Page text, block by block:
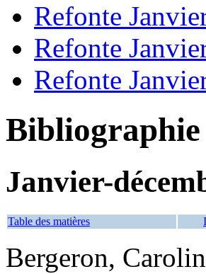
Refonte
Refonte
Refonte
Bibliographie
Janvier-
Table des matières
Bergeron,